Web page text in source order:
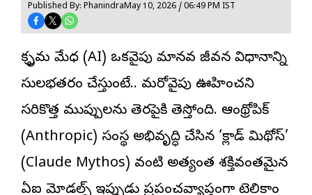
Published By: PhanindraMay 10, 2026 / 06:49 PM IST
కృత్రిమ మేధ (AI) ఒకవైపు మానవ జీవన విధానాన్ని
సులభతరం చేస్తుంటే.. మరోవైపు ఊహించని
సరికొత్త ముప్పులను తెరపైకి తెస్తోంది. ఆంథ్రోపిక్
(Anthropic) సంస్థ అభివృద్ధి చేసిన ‘క్లాడ్ మిథోస్’
(Claude Mythos) వంటి అత్యంత శక్తివంతమైన
ఏఐ మోడల్స్ ఇప్పుడు ప్రపంచవ్యాప్తంగా టెలికాం